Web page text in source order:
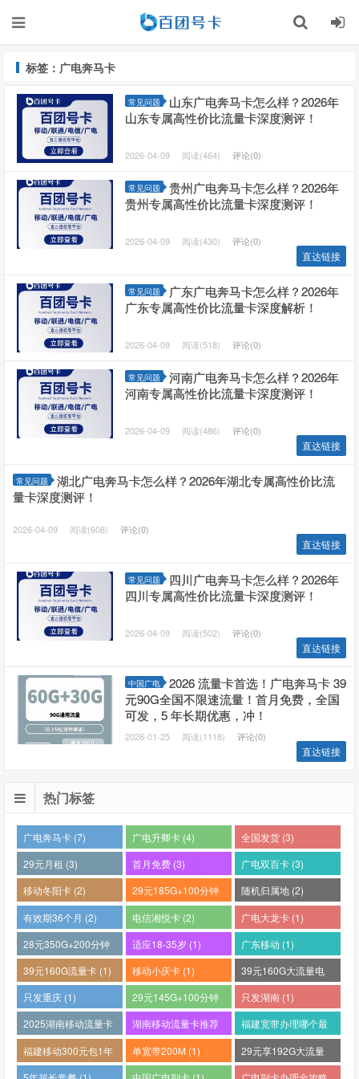
标签：广电奔马卡
常见问题
山东广电奔马卡怎么样？2026年
山东专属高性价比流量卡深度测评！
2026-04-09 阅读(464) 评论(0)
常见问题
贵州广电奔马卡怎么样？2026年
贵州专属高性价比流量卡深度测评！
2026-04-09 阅读(430) 评论(0)
直达链接
常见问题
广东广电奔马卡怎么样？2026年
广东专属高性价比流量卡深度解析！
2026-04-09 阅读(518) 评论(0)
常见问题
河南广电奔马卡怎么样？2026年
河南专属高性价比流量卡深度测评！
2026-04-09 阅读(486) 评论(0)
直达链接
常见问题
湖北广电奔马卡怎么样？2026年湖北专属高性价比流
量卡深度测评！
2026-04-09 阅读(608) 评论(0)
直达链接
常见问题
四川广电奔马卡怎么样？2026年
四川专属高性价比流量卡深度测评！
2026-04-09 阅读(502) 评论(0)
直达链接
中国广电
2026 流量卡首选！广电奔马卡 39
元90G全国不限速流量！首月免费，全国
可发，5 年长期优惠，冲！
2026-01-25 阅读(1118) 评论(0)
直达链接
热门标签
广电奔马卡 (7) 广电升卿卡 (4)
全国发货 (3)
29元月租 (3)
首月免费 (3)
广电双百卡 (3)
移动冬阳卡 (2)
29元185G+100分钟
(2)
随机归属地 (2)
有效期36个月 (2)
电信湘悦卡 (2)
广电大龙卡 (1)
28元350G+200分钟
(1)
适应18-35岁 (1)
广东移动 (1)
39元160G流量卡 (1)
移动小庆卡 (1)
39元160G大流量电
话卡 (1)
只发重庆 (1)
29元145G+100分钟
(1)
只发湖南 (1)
2025湖南移动流量卡
哪个好 (1)
湖南移动流量卡推荐
(1)
福建宽带办理哪个最
便宜 (1)
福建移动300元包1年
(1)
单宽带200M (1)
29元享192G大流量
(1)